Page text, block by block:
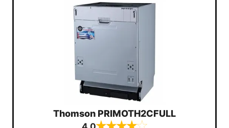
Thomson PRIMOTH2CFULL